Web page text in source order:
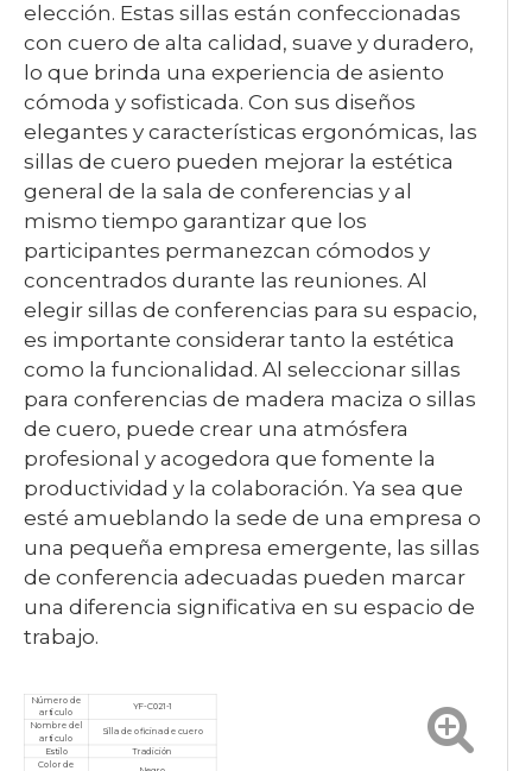
elección. Estas sillas están confeccionadas
con cuero de alta calidad, suave y duradero,
lo que brinda una experiencia de asiento
cómoda y sofisticada. Con sus diseños
elegantes y características ergonómicas, las
sillas de cuero pueden mejorar la estética
general de la sala de conferencias y al
mismo tiempo garantizar que los
participantes permanezcan cómodos y
concentrados durante las reuniones. Al
elegir sillas de conferencias para su espacio,
es importante considerar tanto la estética
como la funcionalidad. Al seleccionar sillas
para conferencias de madera maciza o sillas
de cuero, puede crear una atmósfera
profesional y acogedora que fomente la
productividad y la colaboración. Ya sea que
esté amueblando la sede de una empresa o
una pequeña empresa emergente, las sillas
de conferencia adecuadas pueden marcar
una diferencia significativa en su espacio de
trabajo.
Número de
artículo
YF-C021-1
Nombre del
artículo
Silla de oficina de cuero
Estilo
Tradición
Color de